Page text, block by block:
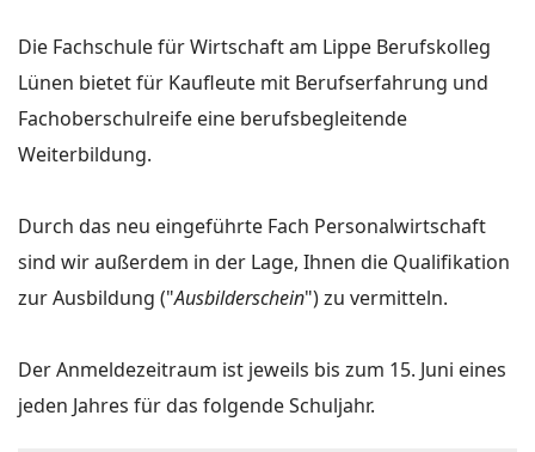
Die Fachschule für Wirtschaft am Lippe Berufskolleg
Lünen bietet für Kaufleute mit Berufserfahrung und
Fachoberschulreife eine berufsbegleitende
Weiterbildung.
Durch das neu eingeführte Fach Personalwirtschaft
sind wir außerdem in der Lage, Ihnen die Qualifikation
zur Ausbildung ("Ausbilderschein") zu vermitteln.
Der Anmeldezeitraum ist jeweils bis zum 15. Juni eines
jeden Jahres für das folgende Schuljahr.